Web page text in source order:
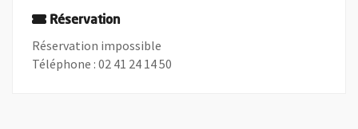
Réservation
Réservation impossible
Téléphone : 02 41 24 14 50